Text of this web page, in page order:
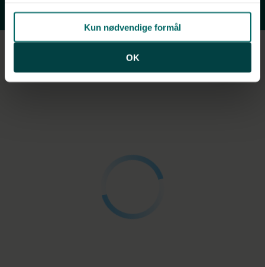
Kun nødvendige formål
OK
Luftfoto